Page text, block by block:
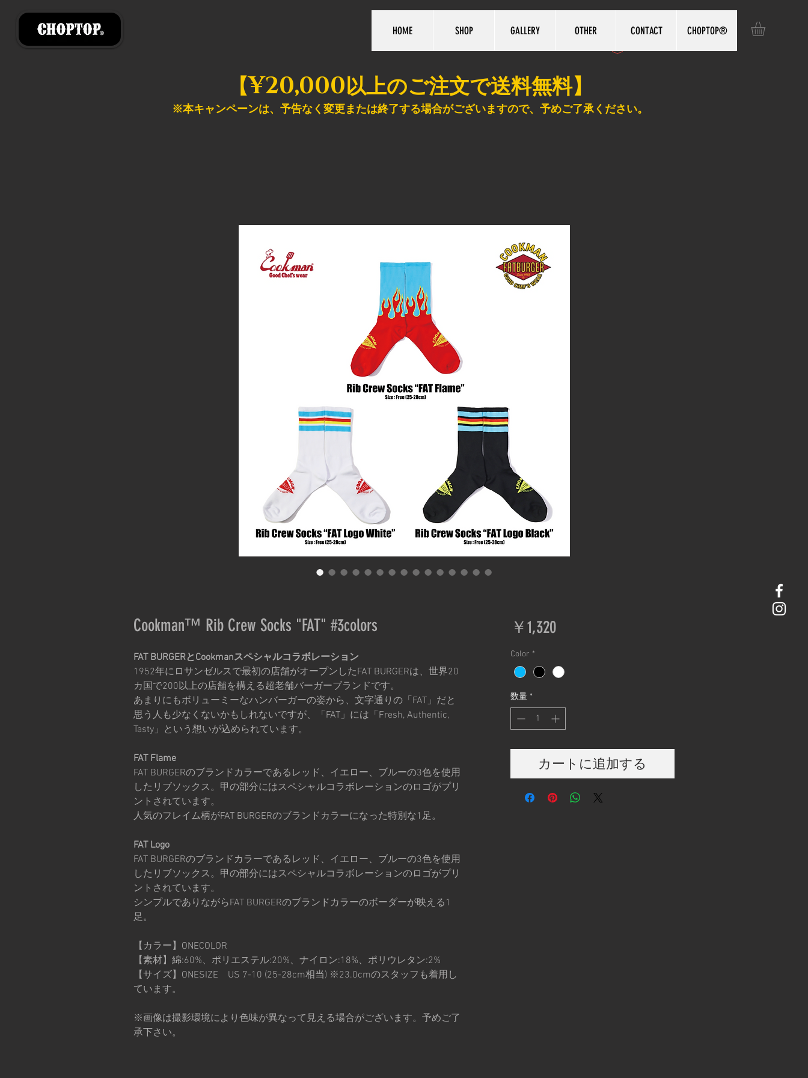
HOME SHOP GALLERY OTHER CONTACT CHOPTOP®️
【¥20,000以上のご注文で送料無料】
※本キャンペーンは、予告なく変更または終了する場合がございますので、予めご了承ください。
Cookman™️ Rib Crew Socks "FAT" #3colors
FAT BURGERとCookmanスペシャルコラボレーション
1952年にロサンゼルスで最初の店舗がオープンしたFAT BURGERは、世界20
カ国で200以上の店舗を構える超老舗バーガーブランドです。
あまりにもボリューミーなハンバーガーの姿から、文字通りの「FAT」だと
思う人も少なくないかもしれないですが、「FAT」には「Fresh, Authentic,
Tasty」という想いが込められています。
FAT Flame
FAT BURGERのブランドカラーであるレッド、イエロー、ブルーの3色を使用
したリブソックス。甲の部分にはスペシャルコラボレーションのロゴがプリ
ントされています。
人気のフレイム柄がFAT BURGERのブランドカラーになった特別な1足。
FAT Logo
FAT BURGERのブランドカラーであるレッド、イエロー、ブルーの3色を使用
したリブソックス。甲の部分にはスペシャルコラボレーションのロゴがプリ
ントされています。
シンプルでありながらFAT BURGERのブランドカラーのボーダーが映える1
足。
【カラー】ONECOLOR
【素材】綿:60%、ポリエステル:20%、ナイロン:18%、ポリウレタン:2%
【サイズ】ONESIZE US 7-10 (25-28cm相当) ※23.0cmのスタッフも着用し
ています。
※画像は撮影環境により色味が異なって見える場合がございます。予めご了
承下さい。
￥1,320価
Color *
数量 *
カートに追加する